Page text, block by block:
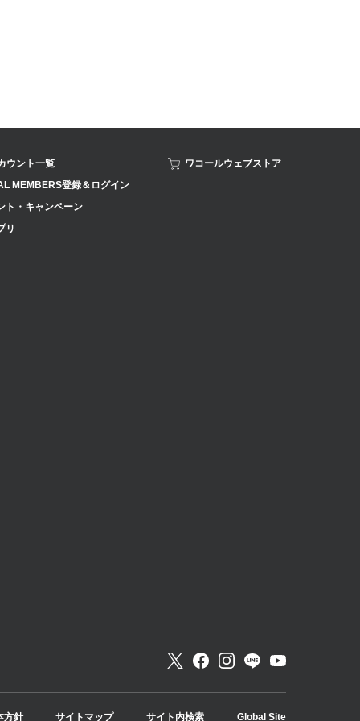
ウント一覧
MEMBERS登録＆ログイン
ト・キャンペーン
リ
ワコールウェブストア
方針 サイトマップ サイト内検索 Global Site